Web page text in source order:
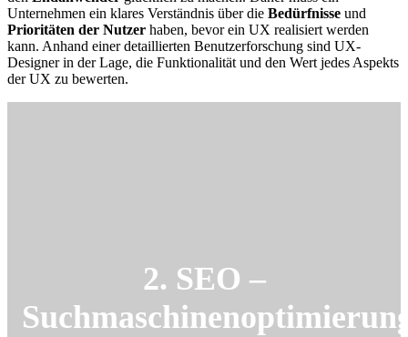
Unternehmen ein klares Verständnis über die Bedürfnisse und
Prioritäten der Nutzer haben, bevor ein UX realisiert werden
kann. Anhand einer detaillierten Benutzerforschung sind UX-
Designer in der Lage, die Funktionalität und den Wert jedes Aspekts
der UX zu bewerten.
2. SEO –